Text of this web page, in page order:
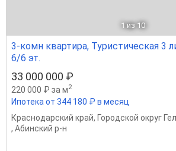
1 из 10
3-комн квартира, Туристическая 3
6/6 эт.
33 000 000 ₽
220 000 ₽ за м2
Ипотека от 344 180 ₽ в месяц
Краснодарский край, Городской округ
, Абинский р-н